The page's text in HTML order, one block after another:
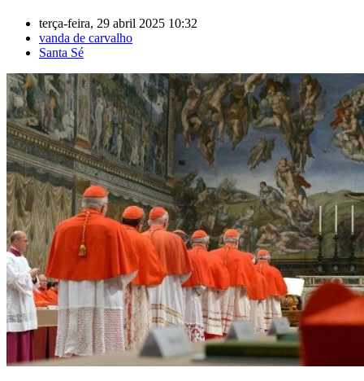
terça-feira, 29 abril 2025 10:32
vanda de carvalho
Santa Sé